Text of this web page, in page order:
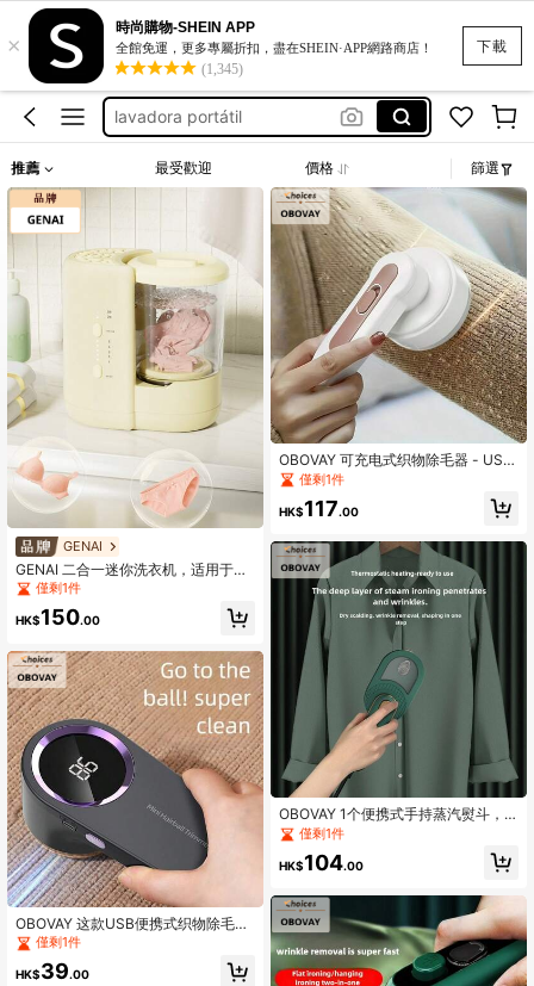
下載
×
時尚購物-SHEIN APP
全館免運，更多專屬折扣，盡在SHEIN·APP網路商店！
(1,345)
洗衣機
غسالة شراريب
lavadora portátil
setrika baju
洗衣機
推薦 最受歡迎 價格 篩選
GENAI
GENAI 二合一迷你洗衣机，适用于内
衣和化妆刷，双桶，USB供电，5分钟
僅剩1件
HK$150.00
OBOVAY 这款USB便携式织物除毛器
配备数字显示屏，手动操作，USB充
电，可去除毛衣、西装和衣物上的绒
毛、宠物毛发——方便居家和旅行使
僅剩1件
HK$39.00
OBOVAY 可充电式织物除毛器 - USB
充电式织物除毛器，带清洁刷，便携
式衣物、家具和地毯除毛器，包含US
B充电线和300mAh电池
僅剩1件
HK$117.00
OBOVAY 1个便携式手持蒸汽熨斗，
干/蒸汽两用，快速加热，180°旋转，
小巧迷你蒸汽熨斗，适合居家和旅行
使用
僅剩1件
HK$104.00